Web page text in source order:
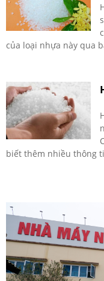
của loại nhựa này qua
biết thêm nhiều thông